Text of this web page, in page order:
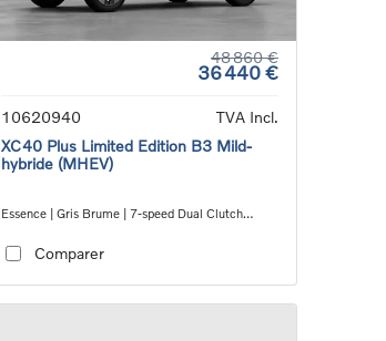
48 860 €
36 440 €
10620940
TVA Incl.
XC40 Plus Limited Edition B3 Mild-
hybride (MHEV)
Essence | Gris Brume | 7-speed Dual Clutch
Comparer